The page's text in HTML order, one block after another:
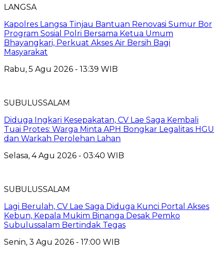
LANGSA
Kapolres Langsa Tinjau Bantuan Renovasi Sumur Bor
Program Sosial Polri Bersama Ketua Umum
Bhayangkari, Perkuat Akses Air Bersih Bagi
Masyarakat
Rabu, 5 Agu 2026 - 13:39 WIB
SUBULUSSALAM
Diduga Ingkari Kesepakatan, CV Lae Saga Kembali
Tuai Protes: Warga Minta APH Bongkar Legalitas HGU
dan Warkah Perolehan Lahan
Selasa, 4 Agu 2026 - 03:40 WIB
SUBULUSSALAM
Lagi Berulah, CV Lae Saga Diduga Kunci Portal Akses
Kebun, Kepala Mukim Binanga Desak Pemko
Subulussalam Bertindak Tegas
Senin, 3 Agu 2026 - 17:00 WIB